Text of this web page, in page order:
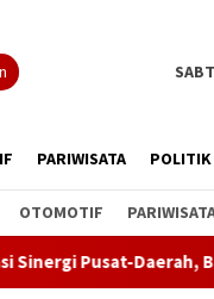
PARIWISATA POLITIK
OTOMOTIF
Bupati Bangli Buka